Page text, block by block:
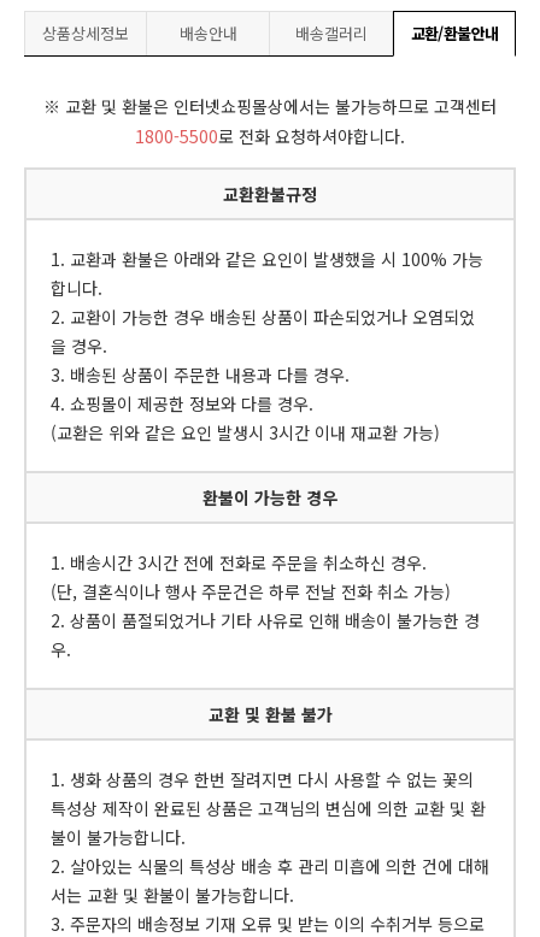
상품상세정보 배송안내 배송갤러리 교환/환불안내
※ 교환 및 환불은 인터넷쇼핑몰상에서는 불가능하므로 고객센터
1800-5500로 전화 요청하셔야합니다.
교환환불규정
1. 교환과 환불은 아래와 같은 요인이 발생했을 시 100% 가능
합니다.
2. 교환이 가능한 경우 배송된 상품이 파손되었거나 오염되었
을 경우.
3. 배송된 상품이 주문한 내용과 다를 경우.
4. 쇼핑몰이 제공한 정보와 다를 경우.
(교환은 위와 같은 요인 발생시 3시간 이내 재교환 가능)
환불이 가능한 경우
1. 배송시간 3시간 전에 전화로 주문을 취소하신 경우.
(단, 결혼식이나 행사 주문건은 하루 전날 전화 취소 가능)
2. 상품이 품절되었거나 기타 사유로 인해 배송이 불가능한 경
우.
교환 및 환불 불가
1. 생화 상품의 경우 한번 잘려지면 다시 사용할 수 없는 꽃의
특성상 제작이 완료된 상품은 고객님의 변심에 의한 교환 및 환
불이 불가능합니다.
2. 살아있는 식물의 특성상 배송 후 관리 미흡에 의한 건에 대해
서는 교환 및 환불이 불가능합니다.
3. 주문자의 배송정보 기재 오류 및 받는 이의 수취거부 등으로